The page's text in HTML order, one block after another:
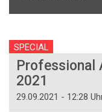
SPECIAL
Professional
2021
29.09.2021 - 12:28